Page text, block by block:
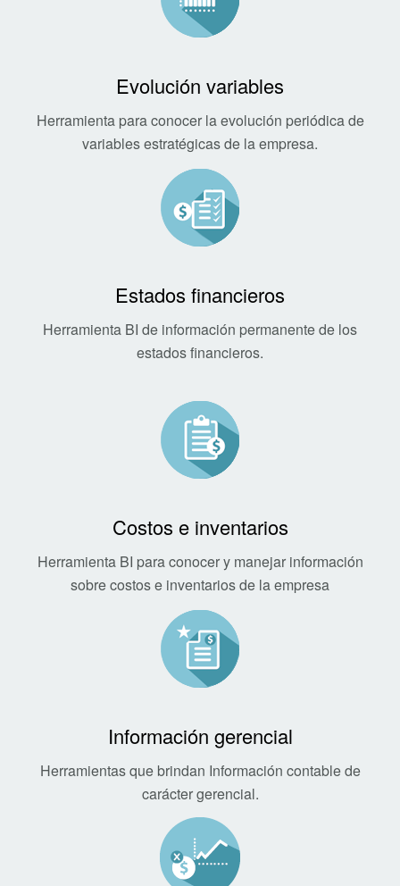
Evolución variables
Herramienta para conocer la evolución periódica de
variables estratégicas de la empresa.
Estados financieros
Herramienta BI de información permanente de los
estados financieros.
Costos e inventarios
Herramienta BI para conocer y manejar información
sobre costos e inventarios de la empresa
Información gerencial
Herramientas que brindan Información contable de
carácter gerencial.